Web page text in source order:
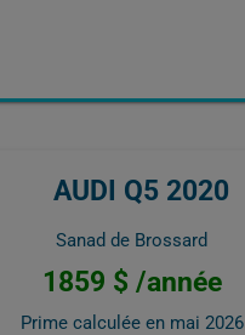
AUDI Q5 2020
Sanad de Brossard
1859 $ /année
Prime calculée en mai 2026